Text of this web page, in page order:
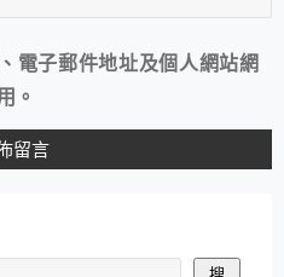
電子郵件地址及個人網站網
。